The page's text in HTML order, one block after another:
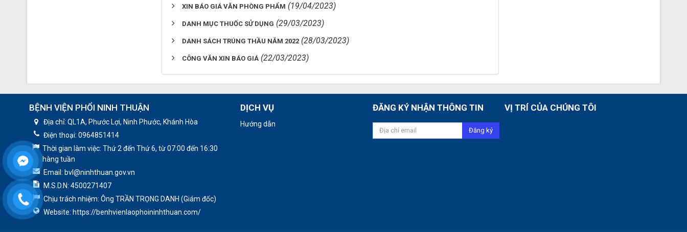
XIN BÁO GIÁ VĂN PHÒNG PHẨM (19/04/2023)
DANH MỤC THUỐC SỬ DỤNG (29/03/2023)
DANH SÁCH TRÚNG THẦU NĂM 2022 (28/03/2023)
CÔNG VĂN XIN BÁO GIÁ (22/03/2023)
BỆNH VIỆN PHỔI NINH THUẬN
Địa chỉ: QL1A, Phước Lợi, Ninh Phước, Khánh Hòa
Điện thoại: 0964851414
Thời gian làm việc: Thứ 2 đến Thứ 6, từ 07:00 đến 16:30
hàng tuần
Email: bvl@ninhthuan.gov.vn
M.S.D.N: 4500271407
Chịu trách nhiệm: Ông TRẦN TRỌNG DANH (Giám đốc)
Website: https://benhvienlaophoininhthuan.com/
DỊCH VỤ
Hướng dẫn
ĐĂNG KÝ NHẬN THÔNG TIN VỊ TRÍ CỦA CHÚNG TÔI